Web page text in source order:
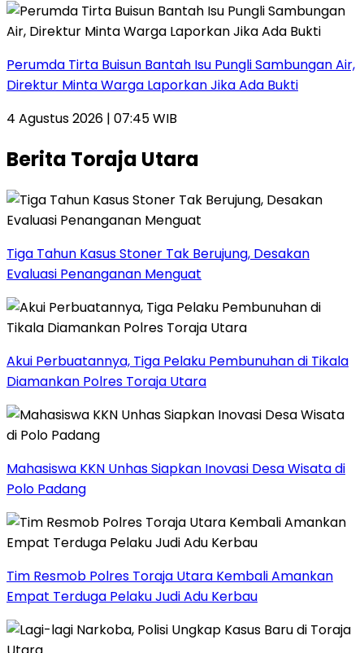
Perumda Tirta Buisun Bantah Isu Pungli Sambungan Air,
Direktur Minta Warga Laporkan Jika Ada Bukti
4 Agustus 2026 | 07:45 WIB
Berita Toraja Utara
Tiga Tahun Kasus Stoner Tak Berujung, Desakan
Evaluasi Penanganan Menguat
Akui Perbuatannya, Tiga Pelaku Pembunuhan di Tikala
Diamankan Polres Toraja Utara
Mahasiswa KKN Unhas Siapkan Inovasi Desa Wisata di
Polo Padang
Tim Resmob Polres Toraja Utara Kembali Amankan
Empat Terduga Pelaku Judi Adu Kerbau